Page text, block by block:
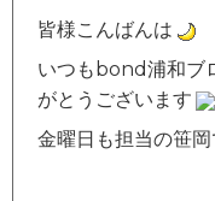
皆様こんばんは
いつもbond浦和ブ
がとうございます
金曜日も担当の笹岡